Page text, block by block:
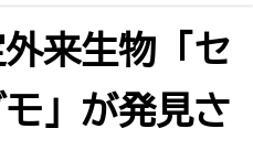
来生物「セ
」が発見さ